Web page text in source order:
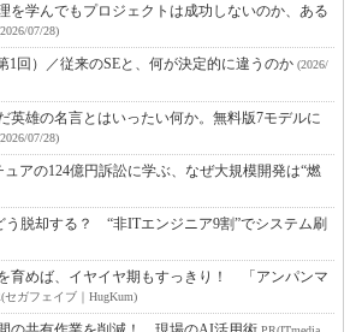
を学んでもプロジェクトは成功しないのか、ある
07/28)
1回）／従来のSEと、何が決定的に違うのか (2026/
英雄の名言とはいったい何か。無料版7モデルに
07/28)
アの124億円訴訟に学ぶ、なぜ大規模開発は“燃
う脱却する？ “非ITエンジニア9割”でシステム刷
育めば、イヤイヤ期もすっきり！ 「アンパンマ
セガフェイブ｜HugKum)